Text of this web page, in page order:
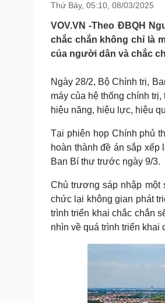
Pháp luật
Vụ án
Tư vấn luật
Dinh dưỡng - món ngon
Sản phụ khoa
Nhi khoa
Nam khoa
Làm đẹp - giảm cân
Phòng mạch online
Ăn sạch sống khỏe
Thứ Bảy, 05:10, 08/03/2025
VOV.VN -Theo ĐBQH
chắc chắn không chỉ là
của người dân và chắc
Ngày 28/2, Bộ Chính trị,
máy của hệ thống chính
hiệu năng, hiệu lực, hiệu
Tại phiên họp Chính phủ
hoàn thành đề án sắp
Ban Bí thư trước ngày 9/3.
Chủ trương sáp nhập
chức lại không gian phát
trình triển khai chắc chắn
nhìn về quá trình triển khai